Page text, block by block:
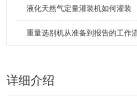
液化天然气定量灌装机如何灌装
重量选别机从准备到报告的工作
详细介绍